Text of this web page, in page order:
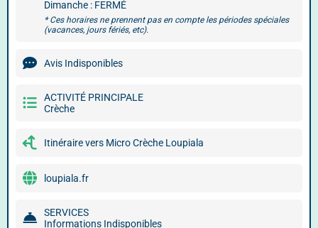
Dimanche : FERMÉ
* Ces horaires ne prennent pas en compte les périodes spéciales
(vacances, jours fériés, etc).
Avis Indisponibles
ACTIVITÉ PRINCIPALE
Crèche
Itinéraire vers Micro Crèche Loupiala
loupiala.fr
SERVICES
Informations Indisponibles